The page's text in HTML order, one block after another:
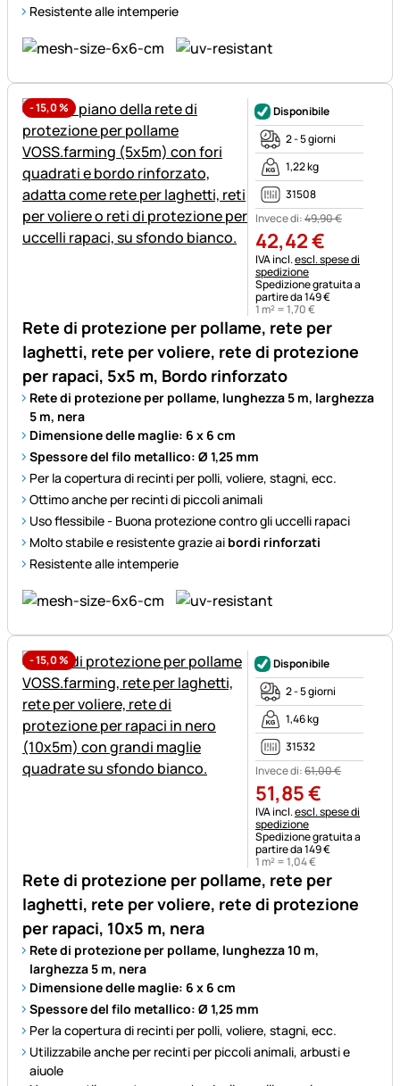
Resistente alle intemperie
-15,0%
Rete di protezione per pollame, rete per
laghetti, rete per voliere, rete di protezione
per rapaci, 5x5 m, Bordo rinforzato
Rete di protezione per pollame, lunghezza 5 m, larghezza
5 m, nera
Dimensione delle maglie: 6 x 6 cm
Spessore del filo metallico: Ø 1,25 mm
Per la copertura di recinti per polli, voliere, stagni, ecc.
Ottimo anche per recinti di piccoli animali
Uso flessibile - Buona protezione contro gli uccelli rapaci
Molto stabile e resistente grazie ai bordi rinforzati
Resistente alle intemperie
Disponibile
2 - 5 giorni
1,22 kg
31508
Invece di:49,90€
42,42€
Informazioni fiscali:
IVA incl.escl. spese di
spedizione
Spedizione gratuita a
partire da 149 €
1 m² =1,70€
-15,0%
Rete di protezione per pollame, rete per
laghetti, rete per voliere, rete di protezione
per rapaci, 10x5 m, nera
Rete di protezione per pollame, lunghezza 10 m,
larghezza 5 m, nera
Dimensione delle maglie: 6 x 6 cm
Spessore del filo metallico: Ø 1,25 mm
Per la copertura di recinti per polli, voliere, stagni, ecc.
Utilizzabile anche per recinti per piccoli animali, arbusti e
aiuole
Disponibile
2 - 5 giorni
1,46 kg
31532
Invece di:61,00€
51,85€
Informazioni fiscali:
IVA incl.escl. spese di
spedizione
Spedizione gratuita a
partire da 149 €
1 m² =1,04€